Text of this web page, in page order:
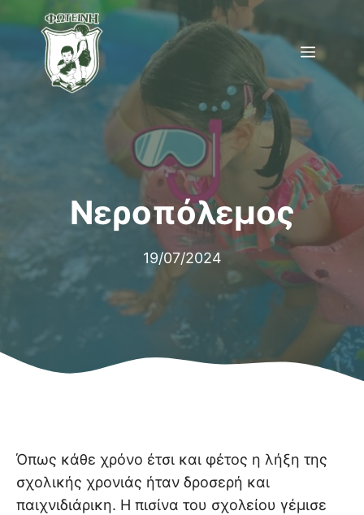
Μετάβαση
περιεχόμενο
Menu
Νεροπόλεμος
19/07/2024
Όπως κάθε χρόνο έτσι και φέτος η λήξη της
σχολικής χρονιάς ήταν δροσερή και
παιχνιδιάρικη. Η πισίνα του σχολείου γέμισε